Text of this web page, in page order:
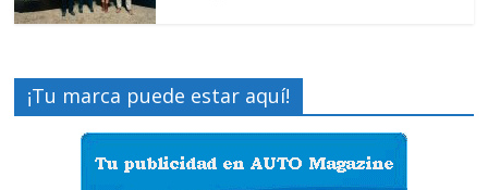
¡Tu marca puede estar aquí!